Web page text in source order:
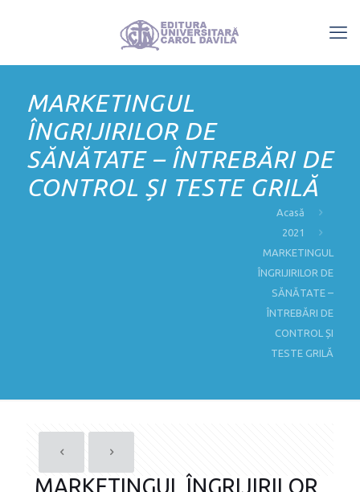
MARKETINGUL
ÎNGRIJIRILOR DE
SĂNĂTATE – ÎNTREBĂRI DE
CONTROL ȘI TESTE GRILĂ
Acasă
2021
MARKETINGUL
ÎNGRIJIRILOR DE
SĂNĂTATE –
ÎNTREBĂRI DE
CONTROL ȘI
TESTE GRILĂ
MARKETINGUL ÎNGRIJIRILOR